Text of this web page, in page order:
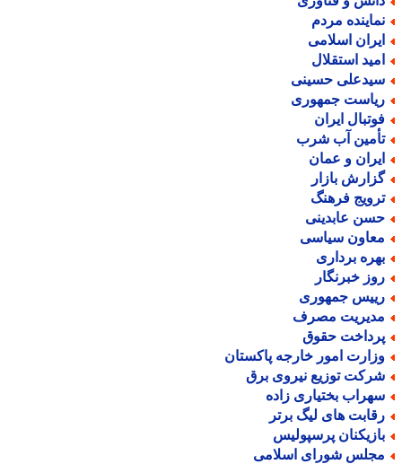
مردم
اسلامی
استقلال
حسینی
جمهوری
ایران
آب شرب
و عمان
بازار
فرهنگ
عابدینی
سیاسی
برداری
خبرنگار
جمهوری
مصرف
حقوق
امور خارجه پاکستان
توزیع نیروی برق
بختیاری زاده
های لیگ برتر
پرسپولیس
شورای اسلامی